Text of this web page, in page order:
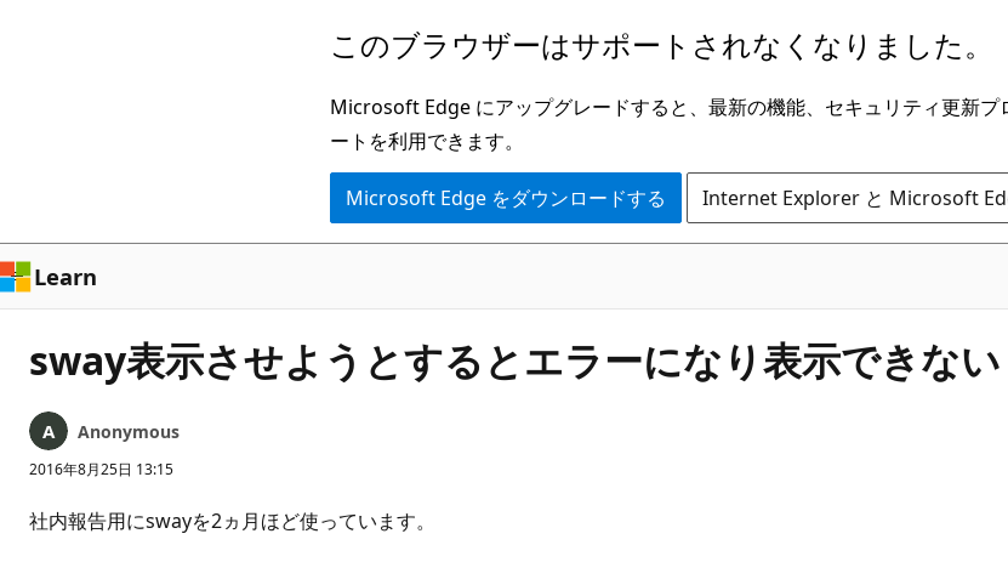
ン
ツ
に
キ
ッ
プ
このブラウザーはサポートされなくなりました。
Microsoft Edge にアップグレードすると、最新の機能、セキュリティ更新プ
ートを利用できます。
Microsoft Edge をダウンロードする Internet Explorer と Microsoft
Learn
sway表示させようとするとエラーになり表示できない
Anonymous
2016年8月25日 13:15
社内報告用にswayを2ヵ月ほど使っています。